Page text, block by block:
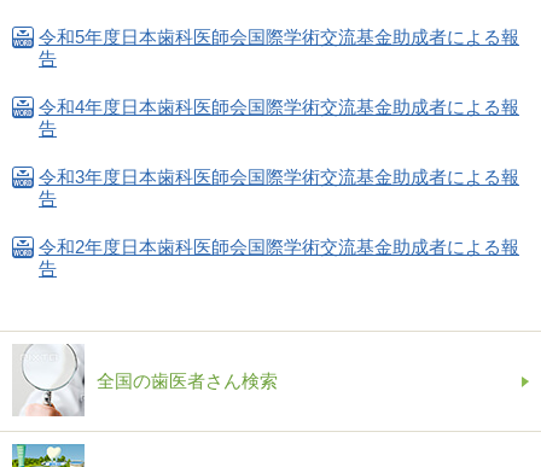
令和5年度日本歯科医師会国際学術交流基金助成者による報
告
令和4年度日本歯科医師会国際学術交流基金助成者による報
告
令和3年度日本歯科医師会国際学術交流基金助成者による報
告
令和2年度日本歯科医師会国際学術交流基金助成者による報
告
全国の歯医者さん検索